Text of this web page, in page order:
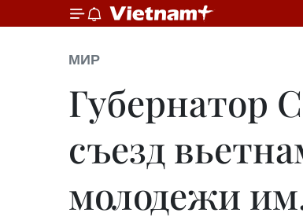
МИР
Губернатор
съезд
молодежи